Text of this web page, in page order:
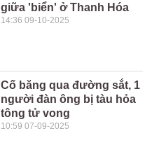
giữa 'biển' ở Thanh Hóa
14:36 09-10-2025
Cố băng qua đường sắt, 1
người đàn ông bị tàu hỏa
tông tử vong
10:59 07-09-2025